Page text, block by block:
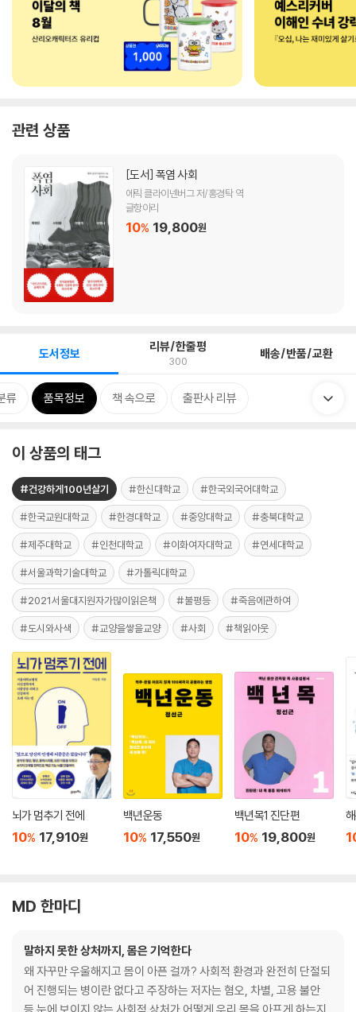
관련 상품
[도서] 폭염 사회
에릭 클라이넨버그 저/홍경탁 역
글항아리
10% 19,800원
도서정보 리뷰/한줄평
300 배송/반품/교환
류 품목정보 책 속으로 출판사 리뷰
이 상품의 태그
#건강하게100년살기 #한신대학교 #한국외국어대학교
#한국교원대학교 #한경대학교 #중앙대학교 #충북대학교
#제주대학교 #인천대학교 #이화여자대학교 #연세대학교
#서울과학기술대학교 #가톨릭대학교
#2021서울대지원자가많이읽은책 #불평등 #죽음에관하여
#도시와사색 #교양을쌓을교양 #사회 #책읽아웃
뇌가 멈추기 전에
10% 17,910원
백년운동
10% 17,550원
백년목1 진단편
10% 19,800원
MD 한마디
말하지 못한 상처까지, 몸은 기억한다
왜 자꾸만 우울해지고 몸이 아픈 걸까? 사회적 환경과 완전히 단절되
어 진행되는 병이란 없다고 주장하는 저자는 혐오, 차별, 고용 불안
등 눈에 보이지 않는 사회적 상처가 어떻게 우리 몸을 아프게 하는지